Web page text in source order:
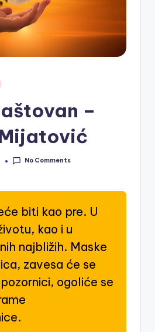
–
No Comments
biti kao pre. U
kao i u
najbližih. Maske
zavesa će se
ogoliće se